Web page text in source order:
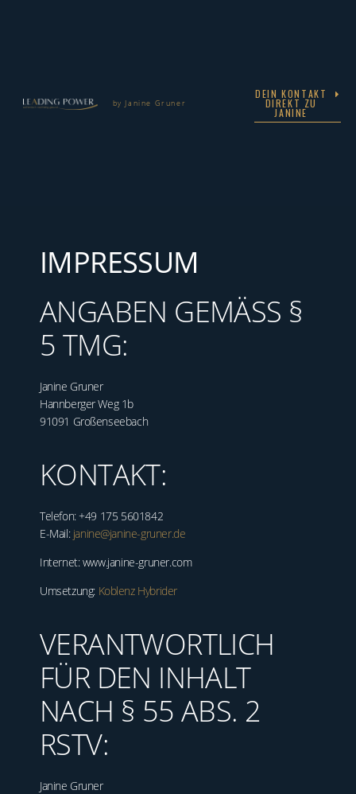
by Janine Gruner
DEIN KONTAKT
DIREKT ZU
JANINE
IMPRESSUM
ANGABEN GEMÄSS § 5
TMG:
Janine Gruner
Hannberger Weg 1b
91091 Großenseebach
KONTAKT:
Telefon: +49 175 5601842
E-Mail: janine@janine-gruner.de
Internet: www.janine-gruner.com
Umsetzung: Koblenz Hybrider
VERANTWORTLICH
FÜR DEN INHALT
NACH § 55 ABS. 2
RSTV:
Janine Gruner